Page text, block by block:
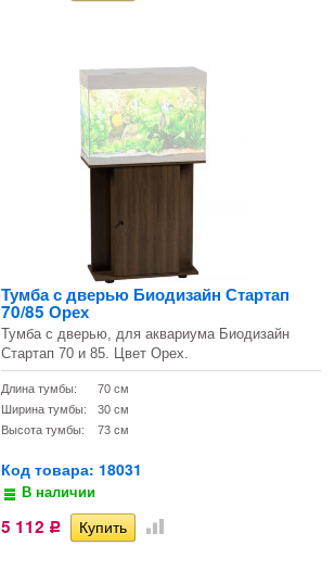
Тумба с дверью Биодизайн Стартап
70/85 Орех
Тумба с дверью, для аквариума Биодизайн
Стартап 70 и 85. Цвет Орех.
Длина тумбы:
70 см
Ширина тумбы:
30 см
Высота тумбы:
73 см
Код товара: 18031
В наличии
5 112 Р